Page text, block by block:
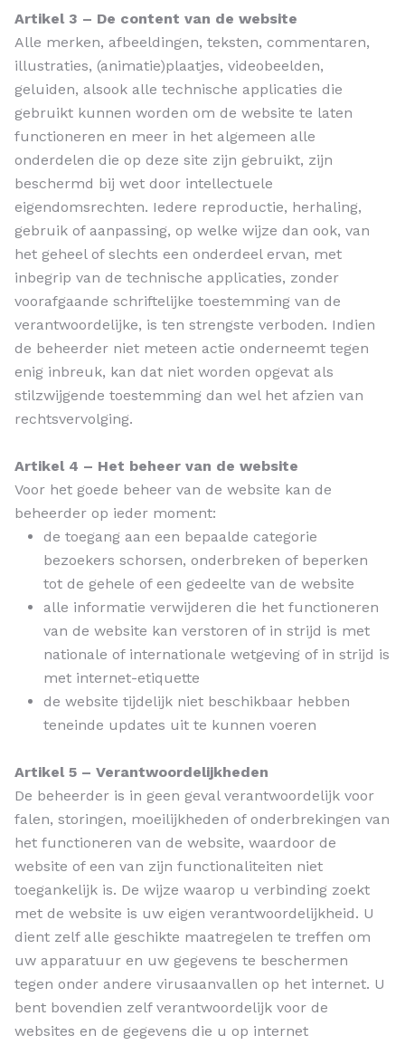
Artikel 3 – De content van de website
Alle merken, afbeeldingen, teksten, commentaren,
illustraties, (animatie)plaatjes, videobeelden,
geluiden, alsook alle technische applicaties die
gebruikt kunnen worden om de website te laten
functioneren en meer in het algemeen alle
onderdelen die op deze site zijn gebruikt, zijn
beschermd bij wet door intellectuele
eigendomsrechten. Iedere reproductie, herhaling,
gebruik of aanpassing, op welke wijze dan ook, van
het geheel of slechts een onderdeel ervan, met
inbegrip van de technische applicaties, zonder
voorafgaande schriftelijke toestemming van de
verantwoordelijke, is ten strengste verboden. Indien
de beheerder niet meteen actie onderneemt tegen
enig inbreuk, kan dat niet worden opgevat als
stilzwijgende toestemming dan wel het afzien van
rechtsvervolging.
Artikel 4 – Het beheer van de website
Voor het goede beheer van de website kan de
beheerder op ieder moment:
de toegang aan een bepaalde categorie
bezoekers schorsen, onderbreken of beperken
tot de gehele of een gedeelte van de website
alle informatie verwijderen die het functioneren
van de website kan verstoren of in strijd is met
nationale of internationale wetgeving of in strijd is
met internet-etiquette
de website tijdelijk niet beschikbaar hebben
teneinde updates uit te kunnen voeren
Artikel 5 – Verantwoordelijkheden
De beheerder is in geen geval verantwoordelijk voor
falen, storingen, moeilijkheden of onderbrekingen van
het functioneren van de website, waardoor de
website of een van zijn functionaliteiten niet
toegankelijk is. De wijze waarop u verbinding zoekt
met de website is uw eigen verantwoordelijkheid. U
dient zelf alle geschikte maatregelen te treffen om
uw apparatuur en uw gegevens te beschermen
tegen onder andere virusaanvallen op het internet. U
bent bovendien zelf verantwoordelijk voor de
websites en de gegevens die u op internet